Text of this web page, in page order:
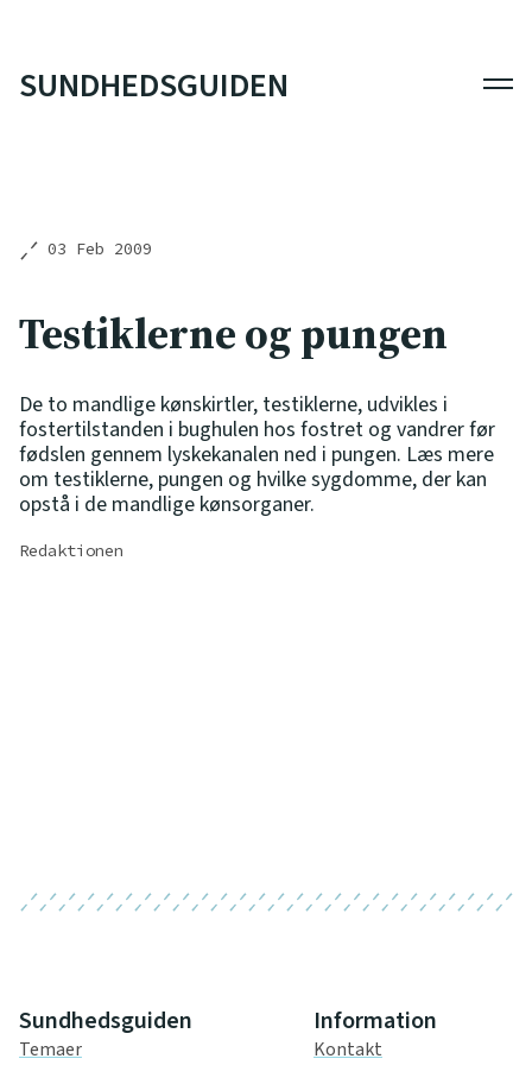
SUNDHEDSGUIDEN
03 Feb 2009
Testiklerne og pungen
De to mandlige kønskirtler, testiklerne, udvikles i
fostertilstanden i bughulen hos fostret og vandrer før
fødslen gennem lyskekanalen ned i pungen. Læs mere
om testiklerne, pungen og hvilke sygdomme, der kan
opstå i de mandlige kønsorganer.
Redaktionen
Sundhedsguiden
Temaer
Information
Kontakt